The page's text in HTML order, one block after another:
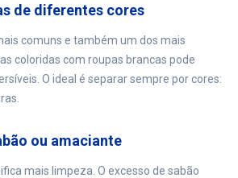
de diferentes cores
comuns e também um dos mais
coloridas com roupas brancas pode
O ideal é separar sempre por cores:
ou amaciante
mais limpeza. O excesso de sabão